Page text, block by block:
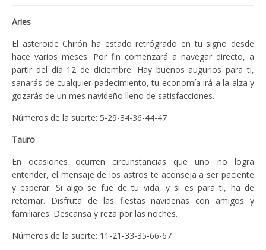
Aries
El asteroide Chirón ha estado retrógrado en tu signo desde
hace varios meses. Por fin comenzará a navegar directo, a
partir del día 12 de diciembre. Hay buenos augurios para ti,
sanarás de cualquier padecimiento, tu economía irá a la alza y
gozarás de un mes navideño lleno de satisfacciones.
Números de la suerte: 5-29-34-36-44-47
Tauro
En ocasiones ocurren circunstancias que uno no logra
entender, el mensaje de los astros te aconseja a ser paciente
y esperar. Si algo se fue de tu vida, y si es para ti, ha de
retornar. Disfruta de las fiestas navideñas con amigos y
familiares. Descansa y reza por las noches.
Números de la suerte: 11-21-33-35-66-67